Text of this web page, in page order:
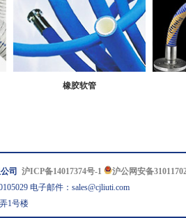
橡胶软管
司 沪ICP备14017374号-1
沪公网安备
电子邮件：sales@cjliuti.com
1号楼